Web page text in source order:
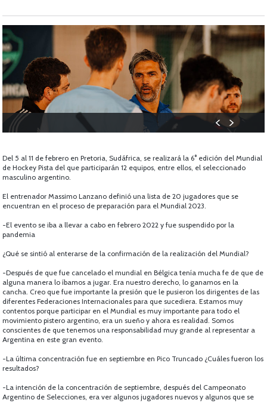
Del 5 al 11 de febrero en Pretoria, Sudáfrica, se realizará la 6° edición del Mundial
de Hockey Pista del que participarán 12 equipos, entre ellos, el seleccionado
masculino argentino.
El entrenador Massimo Lanzano definió una lista de 20 jugadores que se
encuentran en el proceso de preparación para el Mundial 2023.
-El evento se iba a llevar a cabo en febrero 2022 y fue suspendido por la
pandemia
¿Qué se sintió al enterarse de la confirmación de la realización del Mundial?
-Después de que fue cancelado el mundial en Bélgica tenía mucha fe de que de
alguna manera lo íbamos a jugar. Era nuestro derecho, lo ganamos en la
cancha. Creo que fue importante la presión que le pusieron los dirigentes de las
diferentes Federaciones Internacionales para que sucediera. Estamos muy
contentos porque participar en el Mundial es muy importante para todo el
movimiento pistero argentino, era un sueño y ahora es realidad. Somos
conscientes de que tenemos una responsabilidad muy grande al representar a
Argentina en este gran evento.
-La última concentración fue en septiembre en Pico Truncado ¿Cuáles fueron los
resultados?
-La intención de la concentración de septiembre, después del Campeonato
Argentino de Selecciones, era ver algunos jugadores nuevos y algunos que se